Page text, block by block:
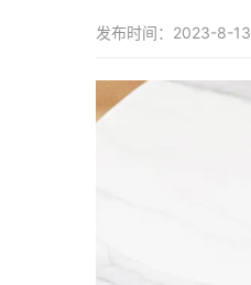
发布时间：2023-8-13